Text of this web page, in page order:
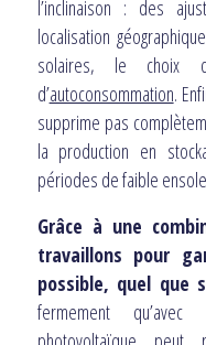
l’inclinaison : des
localisation
solaires, le choix
d’autoconsommation.
supprime pas
la production en
périodes de faible
Grâce à une
travaillons pour
possible, quel que
fermement